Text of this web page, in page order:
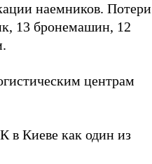
наемников. Потери
13 бронемашин, 12
центрам
в Киеве как один из